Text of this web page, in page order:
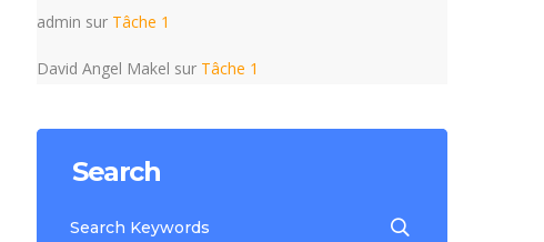
admin sur Tâche 1
David Angel Makel sur Tâche 1
Search